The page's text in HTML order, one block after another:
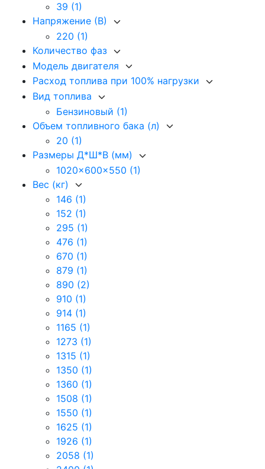
39 (1)
Напряжение (В)
220 (1)
Количество фаз
Модель двигателя
Расход топлива при 100% нагрузки
Вид топлива
Бензиновый (1)
Объем топливного бака (л)
20 (1)
Размеры Д*Ш*В (мм)
1020x600x550 (1)
Вес (кг)
146 (1)
152 (1)
295 (1)
476 (1)
670 (1)
879 (1)
890 (2)
910 (1)
914 (1)
1165 (1)
1273 (1)
1315 (1)
1350 (1)
1360 (1)
1508 (1)
1550 (1)
1625 (1)
1926 (1)
2058 (1)